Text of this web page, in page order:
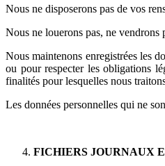
Nous ne disposerons pas de vos
Nous ne louerons pas, ne vendrons
Nous maintenons enregistrées les
ou pour respecter les obligations
finalités pour lesquelles nous
Les données personnelles qui ne
FICHIERS JOURNAUX